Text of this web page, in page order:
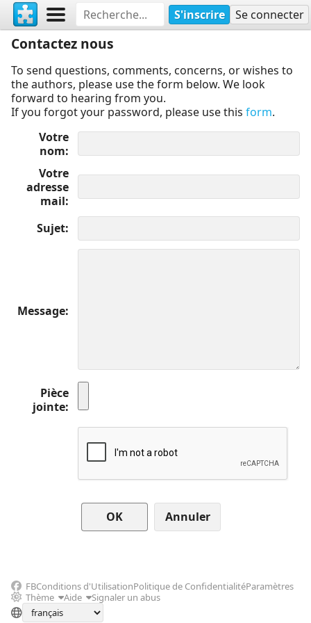
S'inscrire Se connecter
Contactez nous
To send questions, comments, concerns, or wishes to
the authors, please use the form below. We look
forward to hearing from you.
If you forgot your password, please use this form.
Votre
nom
Votre
adresse
mail
Sujet
Message
Pièce
jointe
Annuler
FBConditions d'UtilisationPolitique de ConfidentialitéParamètres
Thème
Aide Signaler un abus